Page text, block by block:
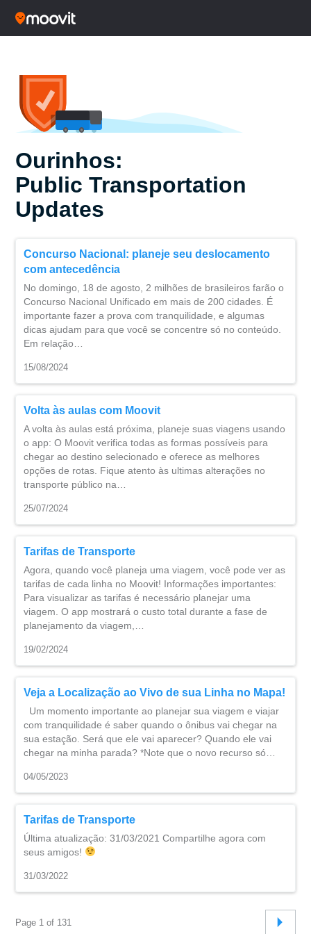
Ourinhos:
Public Transportation
Updates
Concurso Nacional: planeje seu deslocamento
com antecedência
No domingo, 18 de agosto, 2 milhões de brasileiros farão o
Concurso Nacional Unificado em mais de 200 cidades. É
importante fazer a prova com tranquilidade, e algumas
dicas ajudam para que você se concentre só no conteúdo.
Em relação…
15/08/2024
Volta às aulas com Moovit
A volta às aulas está próxima, planeje suas viagens usando
o app: O Moovit verifica todas as formas possíveis para
chegar ao destino selecionado e oferece as melhores
opções de rotas. Fique atento às ultimas alterações no
transporte público na…
25/07/2024
Tarifas de Transporte
Agora, quando você planeja uma viagem, você pode ver as
tarifas de cada linha no Moovit! Informações importantes:
Para visualizar as tarifas é necessário planejar uma
viagem. O app mostrará o custo total durante a fase de
planejamento da viagem,…
19/02/2024
Veja a Localização ao Vivo de sua Linha no Mapa!
Um momento importante ao planejar sua viagem e viajar
com tranquilidade é saber quando o ônibus vai chegar na
sua estação. Será que ele vai aparecer? Quando ele vai
chegar na minha parada? *Note que o novo recurso só…
04/05/2023
Tarifas de Transporte
Última atualização: 31/03/2021 Compartilhe agora com
seus amigos!
31/03/2022
Page 1 of 131